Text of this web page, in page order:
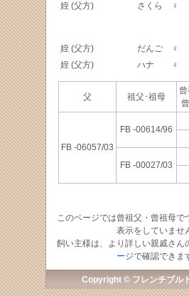
姪 (父方) さくら ♀
姪 (父方) だんご ♀
姪 (父方) ハナ ♀
父 祖父･祖母
FB -06057/03
FB -00614/96
FB -00027/03
このページでは曾祖父・曾祖母で
表示をしていませ
飼い主様は、より詳しい親戚さん
ージで確認できま
Copyright © フレンチブル